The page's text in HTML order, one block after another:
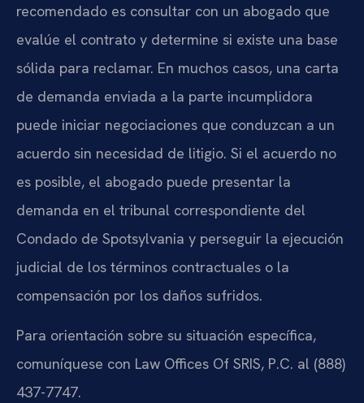
recomendado es consultar con un abogado que
evalúe el contrato y determine si existe una base
sólida para reclamar. En muchos casos, una carta
de demanda enviada a la parte incumplidora
puede iniciar negociaciones que conduzcan a un
acuerdo sin necesidad de litigio. Si el acuerdo no
es posible, el abogado puede presentar la
demanda en el tribunal correspondiente del
Condado de Spotsylvania y perseguir la ejecución
judicial de los términos contractuales o la
compensación por los daños sufridos.
Para orientación sobre su situación específica,
comuníquese con Law Offices Of SRIS, P.C. al (888)
437-7747.